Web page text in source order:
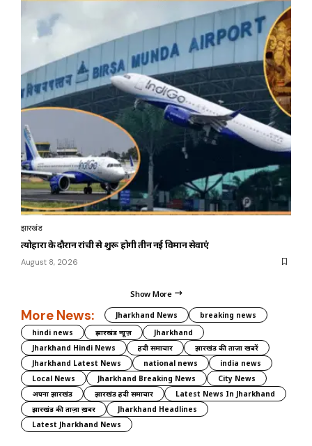
झारखंड
त्योहारों के दौरान रांची से शुरू होगी तीन नई विमान सेवाएं
August 8, 2026
Show More
More News: Jharkhand News
breaking news
hindi news
झारखंड न्यूज़
Jharkhand
Jharkhand Hindi News
हिंदी समाचार
झारखंड की ताज़ा खबरें
Jharkhand Latest News
national news
india news
Local News
Jharkhand Breaking News
City News
अपना झारखंड
झारखंड हिंदी समाचार
Latest News In Jharkhand
झारखंड की ताज़ा ख़बर
Jharkhand Headlines
Latest Jharkhand News